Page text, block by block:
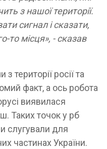
з нашої території.
сигнал і сказати,
то місця», - сказав
території росії та
факт, а ось робота
виявилася
Таких точок у рб
слугували для
частинах України.